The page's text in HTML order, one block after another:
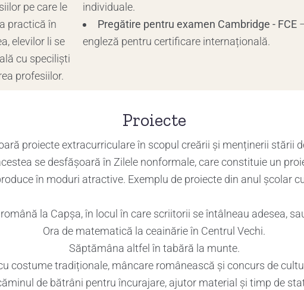
pe care le
practică în
elevilor li se
cu speciliști
profesiilor.
individuale.
Pregătire pentru examen Cambridge - FCE
engleză pentru certificare internațională.
Proiecte
proiecte extracurriculare în scopul creării și menținerii stării
se desfășoară în Zilele nonformale,care constituie un
în moduri atractive. Exemplu de proiecte din anul școlar
la Capșa, în locul în care scriitorii se întâlneau adesea,
Ora de matematică la ceainărie în Centrul Vechi.
Săptămâna altfel în tabără la munte.
costume tradiționale, mâncare românească și concurs de
de bătrâni pentru încurajare, ajutor material și timp de